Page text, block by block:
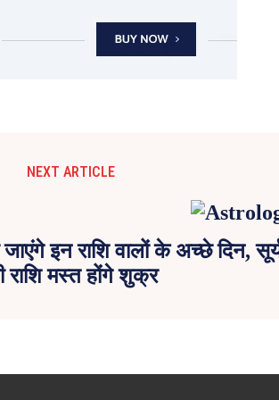
NEXT ARTICLE
इन राशि वालों के अच्छे दिन,
राशि मस्त होंगे शुक्र